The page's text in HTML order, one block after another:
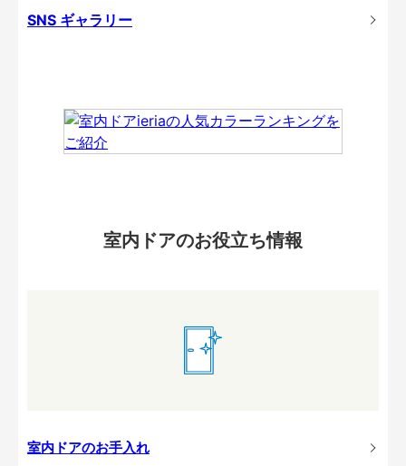
SNS ギャラリー
室内ドアのお役立ち情報
室内ドアのお手入れ